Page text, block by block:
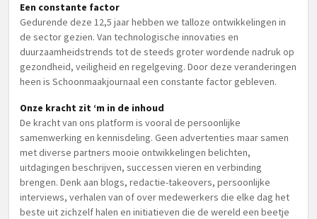
Een constante factor
Gedurende deze 12,5 jaar hebben we talloze ontwikkelingen in
de sector gezien. Van technologische innovaties en
duurzaamheidstrends tot de steeds groter wordende nadruk op
gezondheid, veiligheid en regelgeving. Door deze veranderingen
heen is Schoonmaakjournaal een constante factor gebleven.
Onze kracht zit ‘m in de inhoud
De kracht van ons platform is vooral de persoonlijke
samenwerking en kennisdeling. Geen advertenties maar samen
met diverse partners mooie ontwikkelingen belichten,
uitdagingen beschrijven, successen vieren en verbinding
brengen. Denk aan blogs, redactie-takeovers, persoonlijke
interviews, verhalen van of over medewerkers die elke dag het
beste uit zichzelf halen en initiatieven die de wereld een beetje